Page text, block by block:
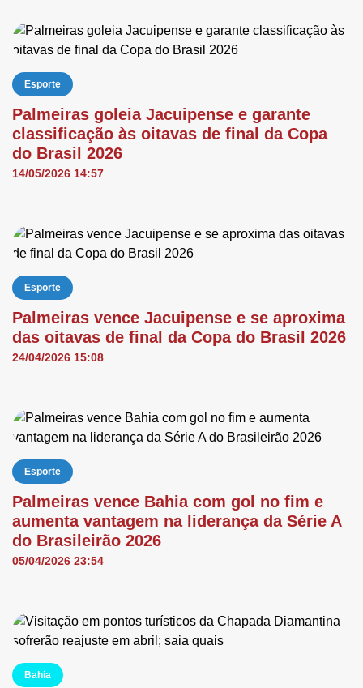
Esporte
Palmeiras goleia Jacuipense e garante
classificação às oitavas de final da Copa
do Brasil 2026
14/05/2026 14:57
Esporte
Palmeiras vence Jacuipense e se aproxima
das oitavas de final da Copa do Brasil 2026
24/04/2026 15:08
Esporte
Palmeiras vence Bahia com gol no fim e
aumenta vantagem na liderança da Série A
do Brasileirão 2026
05/04/2026 23:54
Bahia